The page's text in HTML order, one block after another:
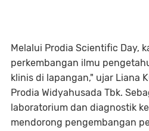
Melalui Prodia Scientific Day,
perkembangan ilmu
klinis di lapangan," ujar Liana
Prodia Widyahusada Tbk.
laboratorium dan diagnostik
mendorong pengembangan